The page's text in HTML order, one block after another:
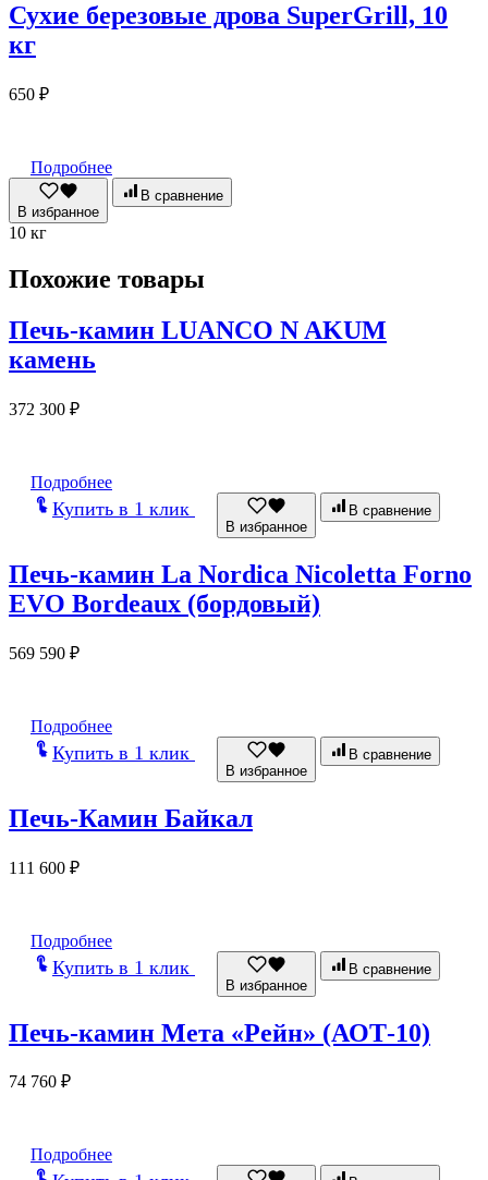
Сухие березовые дрова SuperGrill, 10
кг
650 ₽
Подробнее
В избранное
В сравнение
10 кг
Похожие товары
Печь-камин LUANCO N AKUM
камень
372 300 ₽
Подробнее
Купить в 1 клик
В избранное
В сравнение
Печь-камин La Nordica Nicoletta Forno
EVO Bordeaux (бордовый)
569 590 ₽
Подробнее
Купить в 1 клик
В избранное
В сравнение
Печь-Камин Байкал
111 600 ₽
Подробнее
Купить в 1 клик
В избранное
В сравнение
Печь-камин Мета «Рейн» (АОТ-10)
74 760 ₽
Подробнее